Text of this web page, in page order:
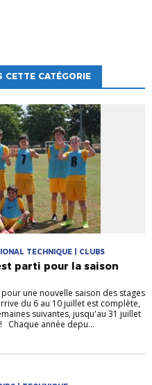
CATÉGORIE
TECHNIQUE | CLUBS
parti pour la saison
une nouvelle saison des stages
du 6 au 10 juillet est complète,
suivantes, jusqu'au 31 juillet
Chaque année depu...